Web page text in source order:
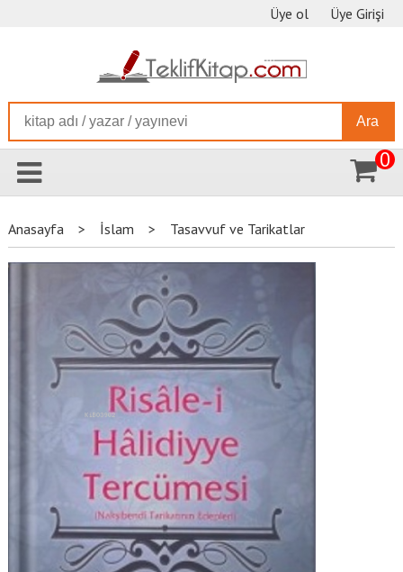
Üye ol Üye Girişi
Ara
0
Anasayfa > İslam > Tasavvuf ve Tarikatlar